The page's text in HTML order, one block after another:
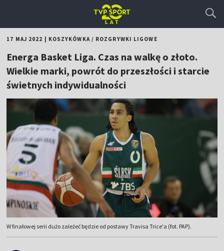
17 MAJ 2022 KOSZYKÓWKA/ ROZGRYWKI LIGOWE
Energa Basket Liga. Czas na walkę o złoto.
Wielkie marki, powrót do przeszłości i starcie
świetnych indywidualności
W finałowej serii dużo zależeć będzie od postawy Travisa Trice'a (fot. PAP).